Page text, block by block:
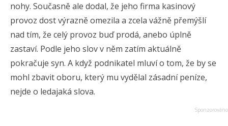
nohy. Současně ale dodal, že jeho firma kasinový
provoz dost výrazně omezila a zcela vážně přemýšlí
nad tím, že celý provoz buď prodá, anebo úplně
zastaví. Podle jeho slov v něm zatím aktuálně
pokračuje syn. A když podnikatel mluví o tom, že by se
mohl zbavit oboru, který mu vydělal zásadní peníze,
nejde o ledajaká slova.